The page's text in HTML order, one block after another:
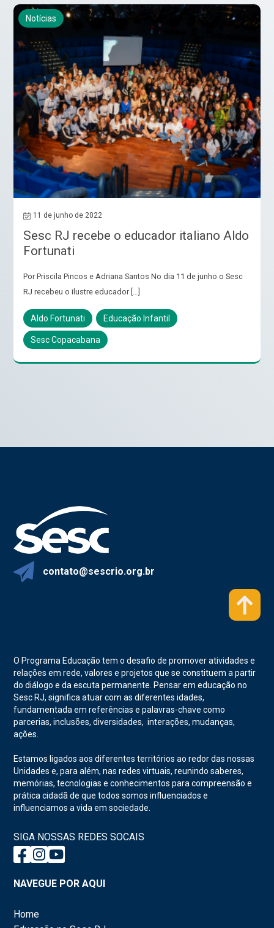
Notícias
11 de junho de 2022
Sesc RJ recebe o educador italiano Aldo
Fortunati
Por Priscila Pincos e Adriana Santos No dia 11 de junho o Sesc
RJ recebeu o ilustre educador […]
Aldo Fortunati Educação Infantil
Sesc Copacabana
contato@sescrio.org.br
O Programa Educação tem o desafio de promover atividades e
relações em rede, valores e projetos que se constituem a partir
do diálogo e da escuta permanente. Pensar em educação no
Sesc RJ, significa atuar com as diferentes idades,
fundamentada em referências e palavras-chave como
parcerias, inclusões, diversidades, interações, mudanças,
ações.
Estamos ligados aos diferentes territórios ao redor das nossas
Unidades e, para além, nas redes virtuais, reunindo saberes,
memórias, tecnologias e conhecimentos para compreensão e
prática cidadã de que todos somos influenciados e
influenciamos a vida em sociedade.
SIGA NOSSAS REDES SOCAIS
NAVEGUE POR AQUI
Home